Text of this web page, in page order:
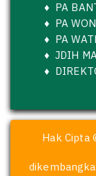
♦ PA
♦ PA
♦ PA
♦ JDIH
♦
Hak Cipta